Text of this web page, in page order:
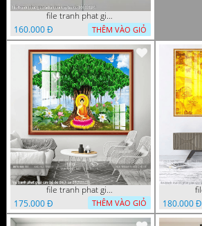
file tranh phat giao adia duoi cay bo de 20012024
160.000 Đ
THÊM VÀO GIỎ
file tranh phat giao cay bo de thich ca 28092023
175.000 Đ
THÊM VÀO GIỎ
180.000 Đ